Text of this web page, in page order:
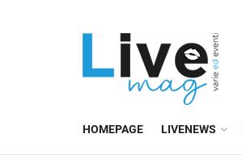
HOMEPAGE LIVENEWS